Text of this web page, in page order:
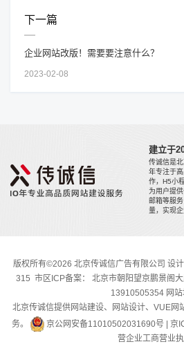
下一篇
企业网站改版！需要要注意什么？
2023-02-08
建立于
传诚信是
年专注于
作，H5小
为用户提
邮箱等服
量，实现企
版权所有©2026 北京传诚信广告有限公司 设
315 市区ICP备案： 北京市朝阳望京鹏景阁
13910505354 网
北京传诚信提供网站建设、网站设计、VUE网
务。
京公网安备11010502031690号 京
营企业工商营业